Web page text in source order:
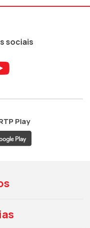
sociais
ao ao
Aceder
Play